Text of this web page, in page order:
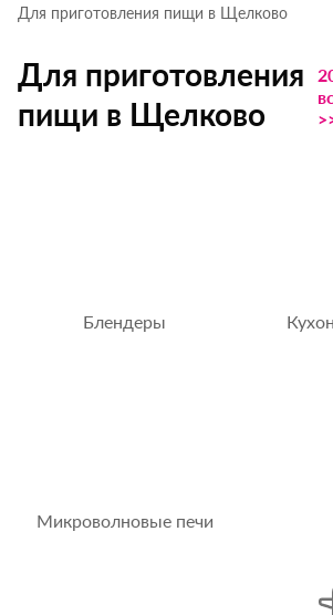
Для приготовления пищи в Щелково
Для приготовления
пищи в Щелково
Блендеры
Микроволновые печи